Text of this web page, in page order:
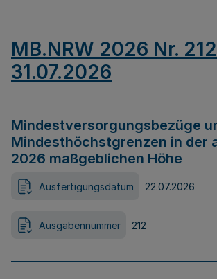
MB.NRW 2026 Nr.
31.07.2026
Mindestversorgungsbezüge
Mindesthöchstgrenzen in der
2026 maßgeblichen Höhe
Ausfertigungsdatum 22.07.2026
Ausgabennummer 212